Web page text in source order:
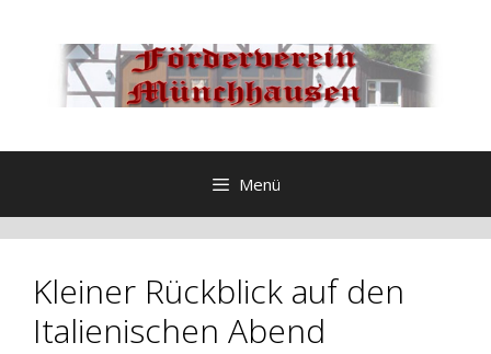
springen
Menü
Kleiner Rückblick auf den
Italienischen Abend